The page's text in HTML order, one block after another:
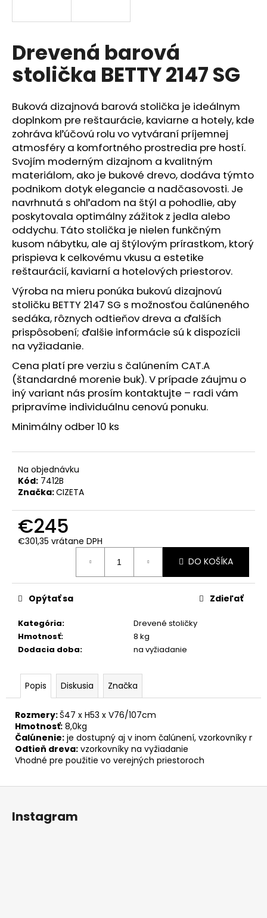
Drevená barová
stolička BETTY 2147 SG
Buková dizajnová barová stolička je ideálnym
doplnkom pre reštaurácie, kaviarne a hotely, kde
zohráva kľúčovú rolu vo vytváraní príjemnej
atmosféry a komfortného prostredia pre hostí.
Svojím moderným dizajnom a kvalitným
materiálom, ako je bukové drevo, dodáva týmto
podnikom dotyk elegancie a nadčasovosti. Je
navrhnutá s ohľadom na štýl a pohodlie, aby
poskytovala optimálny zážitok z jedla alebo
oddychu. Táto stolička je nielen funkčným
kusom nábytku, ale aj štýlovým prírastkom, ktorý
prispieva k celkovému vkusu a estetike
reštaurácií, kaviarní a hotelových priestorov.
Výroba na mieru ponúka bukovú dizajnovú
stoličku BETTY 2147 SG s možnosťou čalúneného
sedáka, rôznych odtieňov dreva a ďalších
prispôsobení; ďalšie informácie sú k dispozícii
na vyžiadanie.
Cena platí pre verziu s čalúnením CAT.A
(štandardné morenie buk). V prípade záujmu o
iný variant nás prosím kontaktujte – radi vám
pripravíme individuálnu cenovú ponuku.
Minimálny odber 10 ks
Na objednávku
Kód: 7412B
Značka:CIZETA
€245
€301,35 vrátane DPH
DO KOŠÍKA
Kategória:
Drevené stoličky
Hmotnosť:
8 kg
Dodacia doba: na vyžiadanie
Opýtať sa Zdieľať
Popis Diskusia Značka
Rozmery: Š47 x H53 x V76/107cm
Hmotnosť: 8,0kg
Čalúnenie: je dostupný aj v inom čalúnení, vzorkovníky na
Odtieň dreva: vzorkovníky na vyžiadanie
Vhodné pre použitie vo verejných priestoroch
s
ť
?
HĽADAŤ
O
d
p
o
r
ú
č
m
e
Z
Instagram